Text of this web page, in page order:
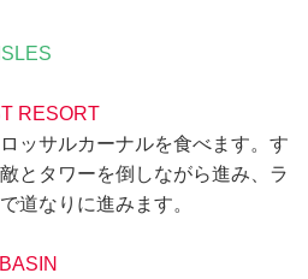
RESORT
ッサルカーナルを食べます。す
とタワーを倒しながら進み、ラ
道なりに進みます。